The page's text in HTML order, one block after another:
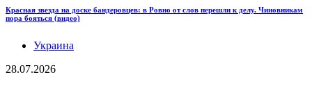
Красная звезда на доске бандеровцев: в Ровно от слов перешли к делу. Чиновникам
пора бояться (видео)
Украина
28.07.2026